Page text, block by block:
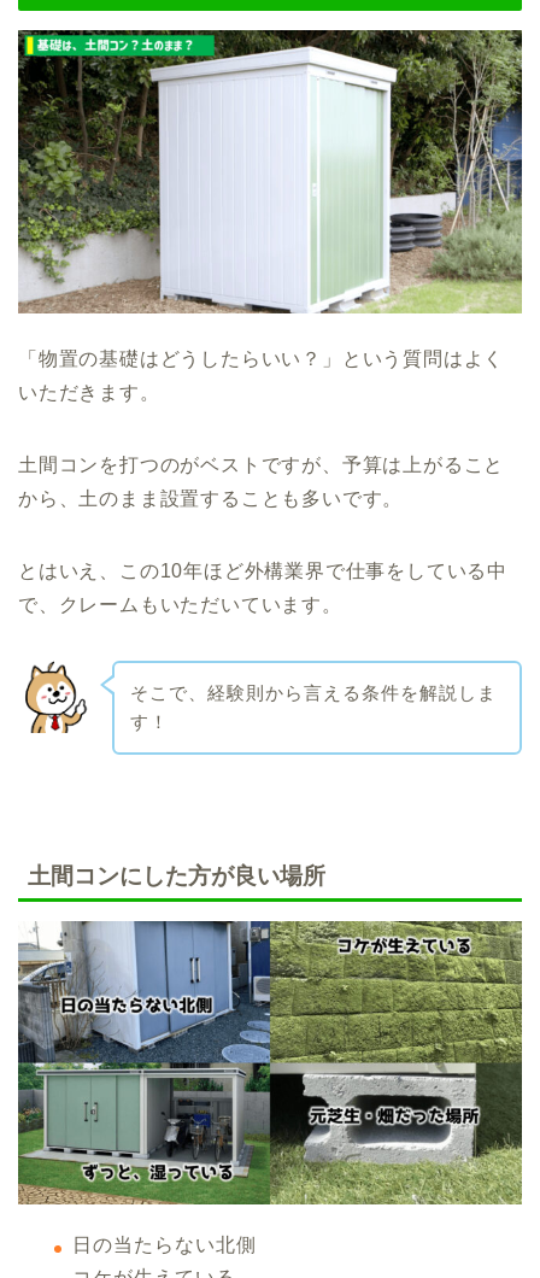
「物置の基礎はどうしたらいい？」という質問はよく
いただきます。
土間コンを打つのがベストですが、予算は上がること
から、土のまま設置することも多いです。
とはいえ、この10年ほど外構業界で仕事をしている中
で、クレームもいただいています。
そこで、経験則から言える条件を解説しま
す！
土間コンにした方が良い場所
日の当たらない北側